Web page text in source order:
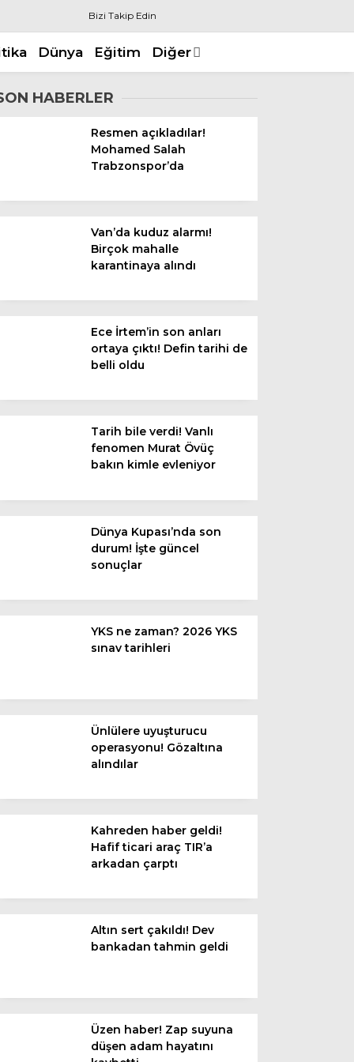
Bölge
3.Sayfa
Ekonomi
WhatsApp İhbar
Bizi Takip Edin
Dünya Eğitim Diğer
HABERLER
Resmen açıkladılar!
Mohamed Salah
Trabzonspor’da
Van’da kuduz alarmı!
Birçok mahalle
karantinaya alındı
Ece İrtem’in son anları
ortaya çıktı! Defin tarihi de
belli oldu
Tarih bile verdi! Vanlı
fenomen Murat Övüç
bakın kimle evleniyor
Dünya Kupası’nda son
durum! İşte güncel
sonuçlar
YKS ne zaman? 2026 YKS
sınav tarihleri
Ünlülere uyuşturucu
operasyonu! Gözaltına
alındılar
Kahreden haber geldi!
Hafif ticari araç TIR’a
arkadan çarptı
Altın sert çakıldı! Dev
bankadan tahmin geldi
Üzen haber! Zap suyuna
düşen adam hayatını